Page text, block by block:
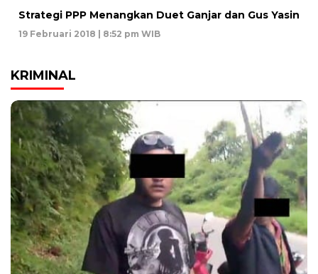
Strategi PPP Menangkan Duet Ganjar dan Gus Yasin
19 Februari 2018 | 8:52 pm WIB
KRIMINAL